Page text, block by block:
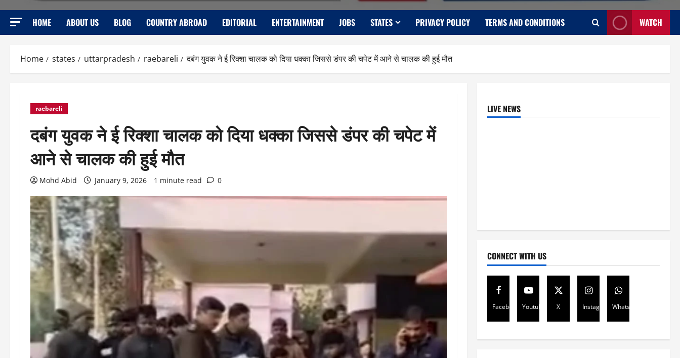
HOME ABOUT US BLOG COUNTRY ABROAD EDITORIAL ENTERTAINMENT JOBS STATES PRIVACY POLICY TERMS AND CONDITIONS WATCH
Home states uttarpradesh raebareli दबंग युवक ने ई रिक्शा चालक को दिया धक्का जिससे डंपर की चपेट में आने से चालक की हुई मौत
raebareli
दबंग युवक ने ई रिक्शा चालक को दिया धक्का जिससे डंपर की चपेट में
आने से चालक की हुई मौत
Mohd Abid January 9, 2026 1 minute read 0
LIVE NEWS
CONNECT WITH US
Facebook Youtube X Instagram Whatsapp